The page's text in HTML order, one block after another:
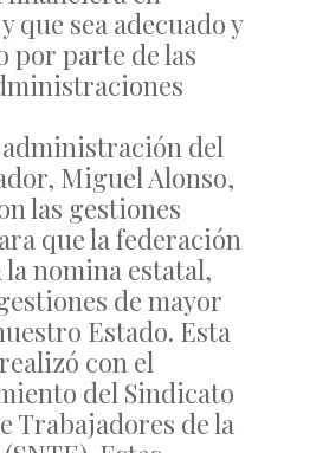
que sea adecuado y
por parte de las
del
Miguel Alonso,
las gestiones
que la federación
nomina estatal,
de mayor
Estado. Esta
con el
del Sindicato
Trabajadores de la